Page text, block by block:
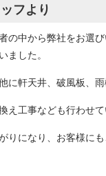
フより
の中から弊社をお選
ました。
に軒天井、破風板、雨
え工事なども行わせて
りになり、お客様に